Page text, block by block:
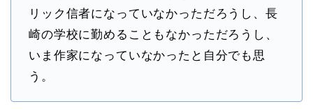
リック信者になっていなかっただろうし、長
崎の学校に勤めることもなかっただろうし、
いま作家になっていなかったと自分でも思
う。